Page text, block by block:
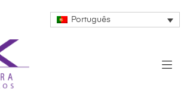
Português